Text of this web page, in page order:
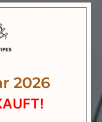
2026